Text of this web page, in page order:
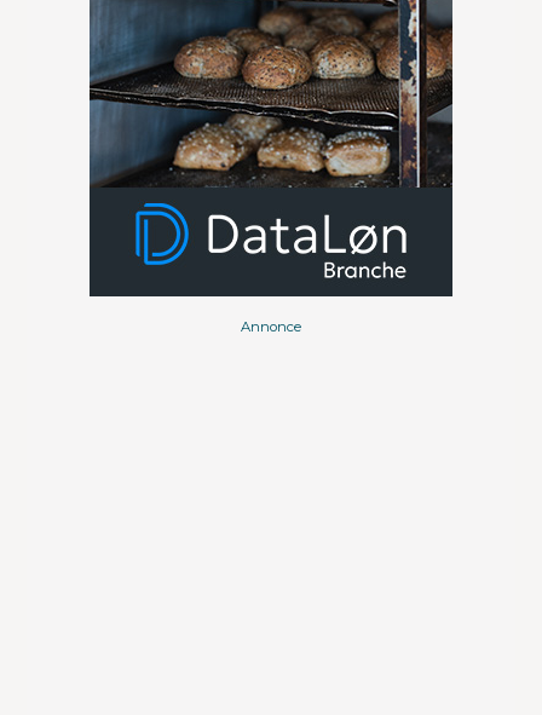
Annonce